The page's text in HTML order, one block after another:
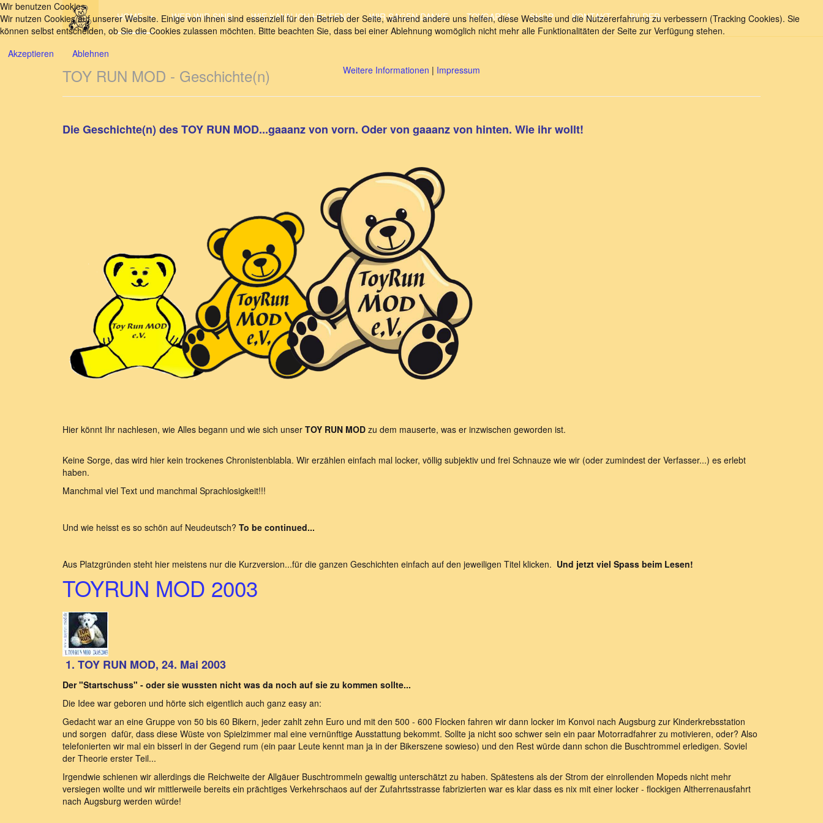
HOME WER WIR SIND WIE KANN ICH HELFEN? WIR SAGEN DANKE TOYGARTA SHOP KONTAKT BILDER
TOY RUN MOD - Geschichte(n)
Die Geschichte(n) des TOY RUN MOD...gaaanz von vorn. Oder von gaaanz von hinten. Wie ihr wollt!
Hier könnt Ihr nachlesen, wie Alles begann und wie sich unser TOY RUN MOD zu dem mauserte, was er inzwischen geworden ist.
Keine Sorge, das wird hier kein trockenes Chronistenblabla. Wir erzählen einfach mal locker, völlig subjektiv und frei Schnauze wie wir (oder zumindest der Verfasser...) es erlebt
haben.
Manchmal viel Text und manchmal Sprachlosigkeit!!!
Und wie heisst es so schön auf Neudeutsch? To be continued...
Aus Platzgründen steht hier meistens nur die Kurzversion...für die ganzen Geschichten einfach auf den jeweiligen Titel klicken. Und jetzt viel Spass beim Lesen!
TOYRUN MOD 2003
1. TOY RUN MOD, 24. Mai 2003
Der "Startschuss" - oder sie wussten nicht was da noch auf sie zu kommen sollte...
Die Idee war geboren und hörte sich eigentlich auch ganz easy an:
Gedacht war an eine Gruppe von 50 bis 60 Bikern, jeder zahlt zehn Euro und mit den 500 - 600 Flocken fahren wir dann locker im Konvoi nach Augsburg zur Kinderkrebsstation
und sorgen dafür, dass diese Wüste von Spielzimmer mal eine vernünftige Ausstattung bekommt. Sollte ja nicht soo schwer sein ein paar Motorradfahrer zu motivieren, oder? Also
telefonierten wir mal ein bisserl in der Gegend rum (ein paar Leute kennt man ja in der Bikerszene sowieso) und den Rest würde dann schon die Buschtrommel erledigen. Soviel
der Theorie erster Teil...
Irgendwie schienen wir allerdings die Reichweite der Allgäuer Buschtrommeln gewaltig unterschätzt zu haben. Spätestens als der Strom der einrollenden Mopeds nicht mehr
versiegen wollte und wir mittlerweile bereits ein prächtiges Verkehrschaos auf der Zufahrtsstrasse fabrizierten war es klar dass es nix mit einer locker - flockigen Altherrenausfahrt
nach Augsburg werden würde!
Wir benutzen Cookies
Wir nutzen Cookies auf unserer Website. Einige von ihnen sind essenziell für den Betrieb der Seite, während andere uns helfen, diese Website und die Nutzererfahrung zu verbessern (Tracking Cookies). Sie
können selbst entscheiden, ob Sie die Cookies zulassen möchten. Bitte beachten Sie, dass bei einer Ablehnung womöglich nicht mehr alle Funktionalitäten der Seite zur Verfügung stehen.
Akzeptieren
Ablehnen
Weitere Informationen | Impressum